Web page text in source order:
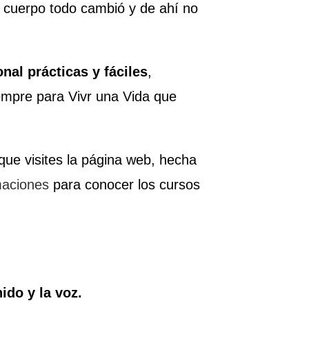
todo cambió y de ahí no
prácticas y fáciles,
para Vivr una Vida que
visites la página web, hecha
para conocer los cursos
y la voz.